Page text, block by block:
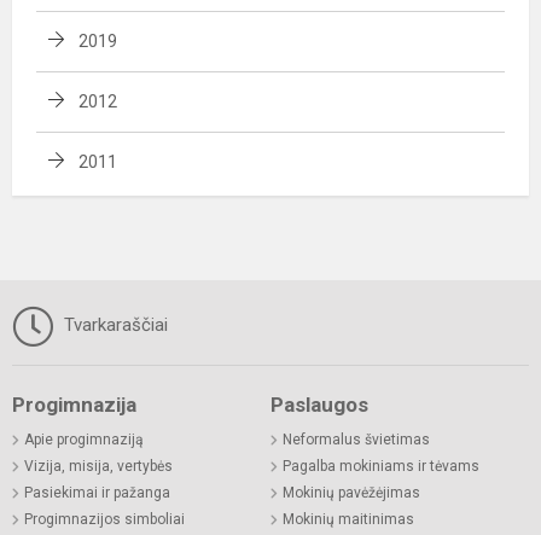
2019
2012
2011
Tvarkaraščiai
Progimnazija
Apie progimnaziją
Vizija, misija, vertybės
Pasiekimai ir pažanga
Progimnazijos simboliai
Paslaugos
Neformalus švietimas
Pagalba mokiniams ir tėvams
Mokinių pavėžėjimas
Mokinių maitinimas